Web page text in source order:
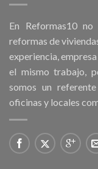
En Reformas10
reformas de
experiencia,
el mismo trabajo,
somos un
oficinas y locales